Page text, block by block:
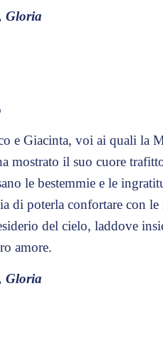
Gloria
e Giacinta, voi ai quali la
mostrato il suo cuore
le bestemmie e le
di poterla confortare con le
del cielo, laddove
amore.
Gloria